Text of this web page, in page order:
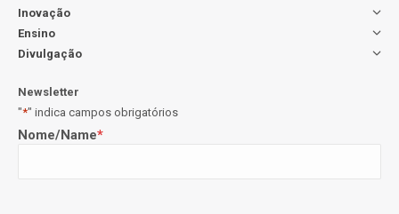
Inovação
Ensino
Divulgação
Newsletter
"*" indica campos obrigatórios
Nome/Name*